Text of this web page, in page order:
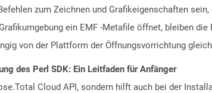
zum Zeichnen und Grafikeigenschaften
ein EMF -Metafile öffnet, bleiben die
von der Plattform der Öffnungsvorrichtung
des Perl SDK: Ein Leitfaden für Anfänger
Cloud API, sondern hilft auch bei der